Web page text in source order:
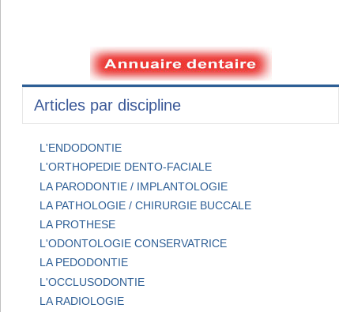
Articles par discipline
L'ENDODONTIE
L'ORTHOPEDIE DENTO-FACIALE
LA PARODONTIE / IMPLANTOLOGIE
LA PATHOLOGIE / CHIRURGIE BUCCALE
LA PROTHESE
L'ODONTOLOGIE CONSERVATRICE
LA PEDODONTIE
L'OCCLUSODONTIE
LA RADIOLOGIE